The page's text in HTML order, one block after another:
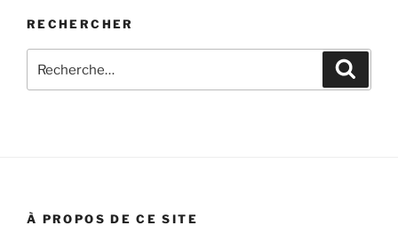
RECHERCHER
pour
À PROPOS DE CE SITE